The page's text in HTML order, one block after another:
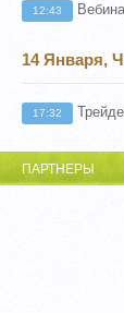
12:43
14 Января,
17:32
ПАРТНЕРЫ